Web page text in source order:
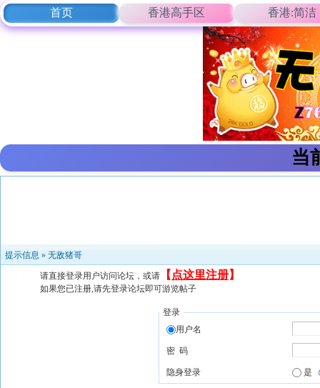
首页 香港高手区 香港:简洁
当
提示信息 » 无敌猪哥
请直接登录用户访问论坛，或请 【 点这里注册】
如果您已注册,请先登录论坛即可游览帖子
登录
用户名
密 码
隐身登录 是